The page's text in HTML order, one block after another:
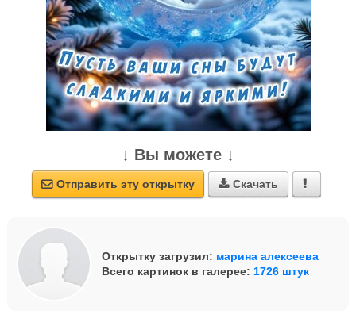
↓ Вы можете ↓
 Отправить эту открытку  Скачать 
Открытку загрузил: марина алексеева
Всего картинок в галерее: 1726 штук